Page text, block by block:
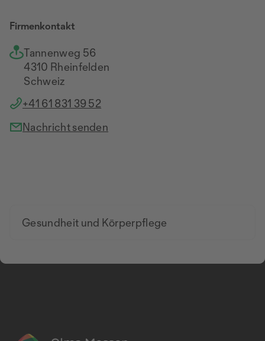
Firmenkontakt
Tannenweg 56
4310 Rheinfelden
Schweiz
+41 61 831 39 52
Nachricht senden
Gesundheit und Körperpflege